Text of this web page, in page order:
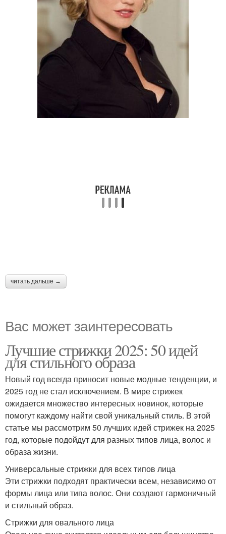
читать дальше →
Вас может заинтересовать
Лучшие стрижки 2025: 50 идей
для стильного образа
Новый год всегда приносит новые модные тенденции, и
2025 год не стал исключением. В мире стрижек
ожидается множество интересных новинок, которые
помогут каждому найти свой уникальный стиль. В этой
статье мы рассмотрим 50 лучших идей стрижек на 2025
год, которые подойдут для разных типов лица, волос и
образа жизни.
Универсальные стрижки для всех типов лица
Эти стрижки подходят практически всем, независимо от
формы лица или типа волос. Они создают гармоничный
и стильный образ.
Стрижки для овального лица